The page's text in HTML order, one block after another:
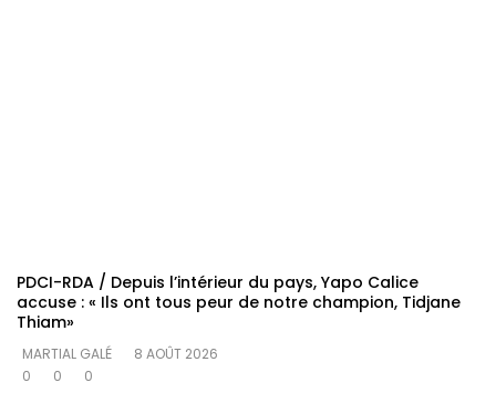
PDCI-RDA / Depuis l’intérieur du pays, Yapo Calice
accuse : « Ils ont tous peur de notre champion, Tidjane
Thiam»
MARTIAL GALÉ
8 AOÛT 2026
0
0 0